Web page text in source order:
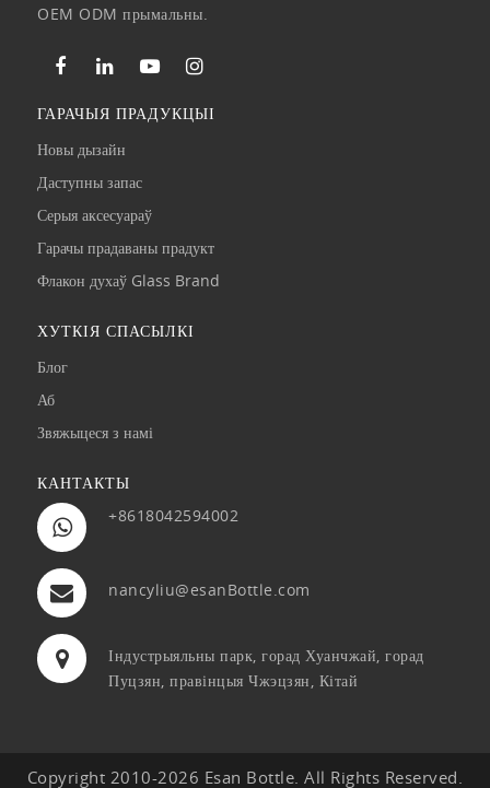
OEM ODM прымальны.
ГАРАЧЫЯ ПРАДУКЦЫІ
Новы дызайн
Даступны запас
Серыя аксесуараў
Гарачы прадаваны прадукт
Флакон духаў Glass Brand
ХУТКІЯ СПАСЫЛКІ
Блог
Аб
Звяжыцеся з намі
КАНТАКТЫ
+8618042594002
nancyliu@esanBottle.com
Індустрыяльны парк, горад Хуанчжай, горад
Пуцзян, правінцыя Чжэцзян, Кітай
Copyright 2010-2026 Esan Bottle. All Rights Reserved.